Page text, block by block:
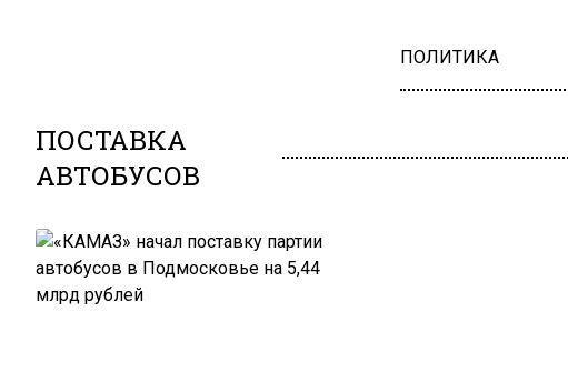
ПОЛИТИКА
ПОСТАВКА
АВТОБУСОВ